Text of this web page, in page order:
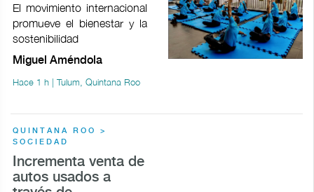
El movimiento internacional
promueve el bienestar y la
sostenibilidad
Miguel Améndola
Hace 1 h | Tulum, Quintana Roo
QUINTANA ROO >
SOCIEDAD
Incrementa venta de
autos usados a